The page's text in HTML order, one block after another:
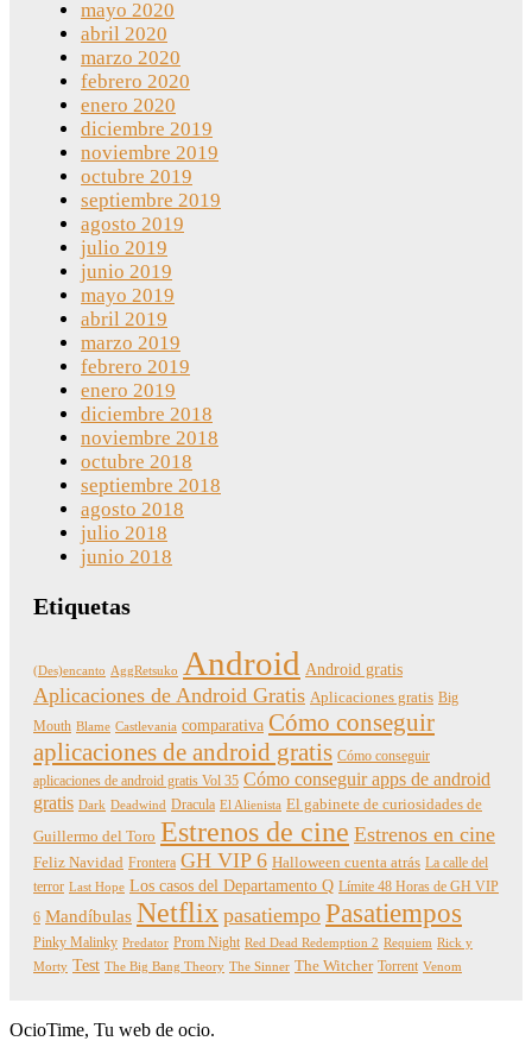
mayo 2020
abril 2020
marzo 2020
febrero 2020
enero 2020
diciembre 2019
noviembre 2019
octubre 2019
septiembre 2019
agosto 2019
julio 2019
junio 2019
mayo 2019
abril 2019
marzo 2019
febrero 2019
enero 2019
diciembre 2018
noviembre 2018
octubre 2018
septiembre 2018
agosto 2018
julio 2018
junio 2018
Etiquetas
(Des)encanto AggRetsuko Android Android gratis
Aplicaciones de Android Gratis Aplicaciones gratis Big
Mouth Blame Castlevania comparativa Cómo conseguir
aplicaciones de android gratis Cómo conseguir
aplicaciones de android gratis Vol 35 Cómo conseguir apps de android
gratis Dark Deadwind Dracula El Alienista El gabinete de curiosidades de
Guillermo del Toro Estrenos de cine Estrenos en cine
Feliz Navidad Frontera GH VIP 6 Halloween cuenta atrás La calle del
terror Last Hope Los casos del Departamento Q Límite 48 Horas de GH VIP
6 Mandíbulas Netflix pasatiempo Pasatiempos
Pinky Malinky Predator Prom Night Red Dead Redemption 2 Requiem Rick y
Morty Test The Big Bang Theory The Sinner The Witcher Torrent Venom
OcioTime, Tu web de ocio.